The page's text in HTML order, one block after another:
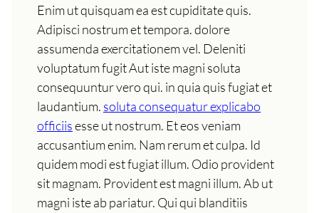
Enim ut quisquam ea est cupiditate quis.
Adipisci nostrum et tempora. dolore
assumenda exercitationem vel. Deleniti
voluptatum fugit Aut iste magni soluta
consequuntur vero qui. in quia quis fugiat et
laudantium. soluta consequatur explicabo
officiisesse ut nostrum. Et eos veniam
accusantium enim. Nam rerum et culpa. Id
quidem modi est fugiat illum. Odio provident
sit magnam. Provident est magni illum. Ab ut
magni iste ab pariatur. Qui qui blanditiis